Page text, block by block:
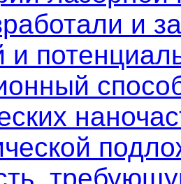
и
и